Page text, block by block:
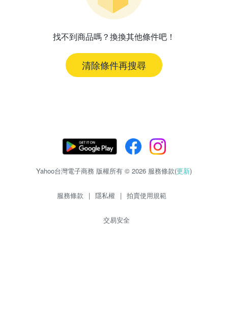
找不到商品嗎？換換其他條件吧！
清除條件再搜尋
Yahoo台灣電子商務 版權所有 © 2026 服務條款(更新)
服務條款 | 隱私權 | 拍賣使用規範
交易安全